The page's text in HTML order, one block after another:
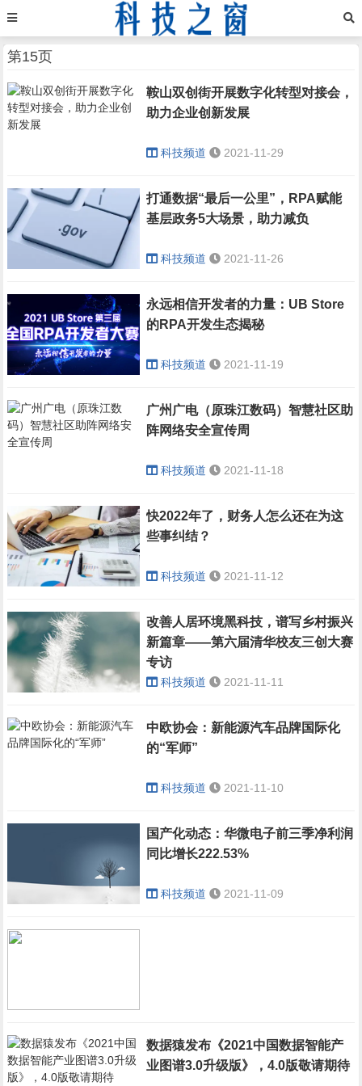
第15页
鞍山双创街开展数字化转型对接会，
助力企业创新发展
科技频道 2021-11-29
打通数据“最后一公里”，RPA赋能
基层政务5大场景，助力减负
科技频道 2021-11-26
永远相信开发者的力量：UB Store
的RPA开发生态揭秘
科技频道 2021-11-19
广州广电（原珠江数码）智慧社区助
阵网络安全宣传周
科技频道 2021-11-18
快2022年了，财务人怎么还在为这
些事纠结？
科技频道 2021-11-12
改善人居环境黑科技，谱写乡村振兴
新篇章——第六届清华校友三创大赛
专访
科技频道 2021-11-11
中欧协会：新能源汽车品牌国际化
的“军师”
科技频道 2021-11-10
国产化动态：华微电子前三季净利润
同比增长222.53%
科技频道 2021-11-09
布《2021中
国企业数智化
数据猿发布《2021中国数据智能产
业图谱3.0升级版》，4.0版敬请期待